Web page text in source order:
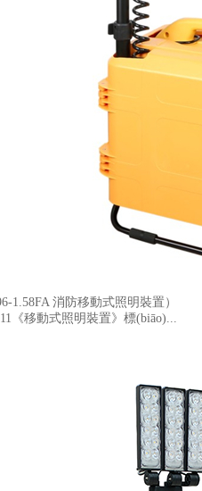
1.58FA 消防移動式照明裝置​）
《移動式照明裝置》標(biāo)...